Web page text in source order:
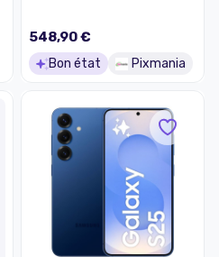
548,90 €
Bon état Pixmania